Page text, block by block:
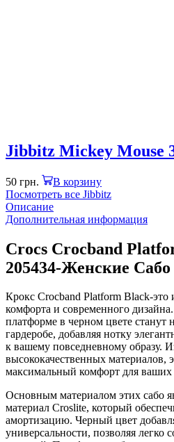
Jibbitz Mickey Mouse
50 грн.
В корзину
Посмотреть все Jibbitz
Описание
Дополнительная информация
Crocs Crocband
205434-Женские
Крокс Crocband Platform Black-это
комфорта и современного
платформе в черном цвете
гардеробе, добавляя нотку
к вашему повседневному образу.
высококачественных материалов,
максимальный комфорт для ваших
Основным материалом этих сабо
материал Croslite, который
амортизацию. Черный цвет
универсальности, позволяя легко